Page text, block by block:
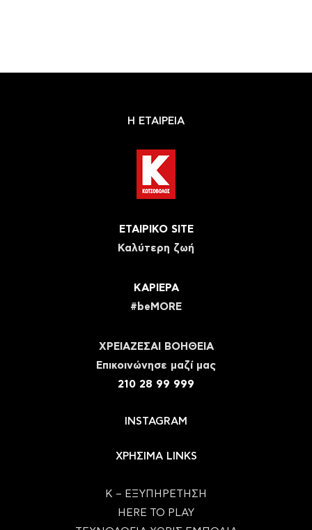
Η ΕΤΑΙΡΕΙΑ
ΕΤΑΙΡΙΚΟ SITE
Καλύτερη ζωή
ΚΑΡΙΕΡΑ
#beMORE
ΧΡΕΙΑΖΕΣΑΙ ΒΟΗΘΕΙΑ
Eπικοινώνησε μαζί μας
210 28 99 999
INSTAGRAM
ΧΡΗΣΙΜΑ LINKS
Κ – ΕΞΥΠΗΡΕΤΗΣΗ
HERE TO PLAY